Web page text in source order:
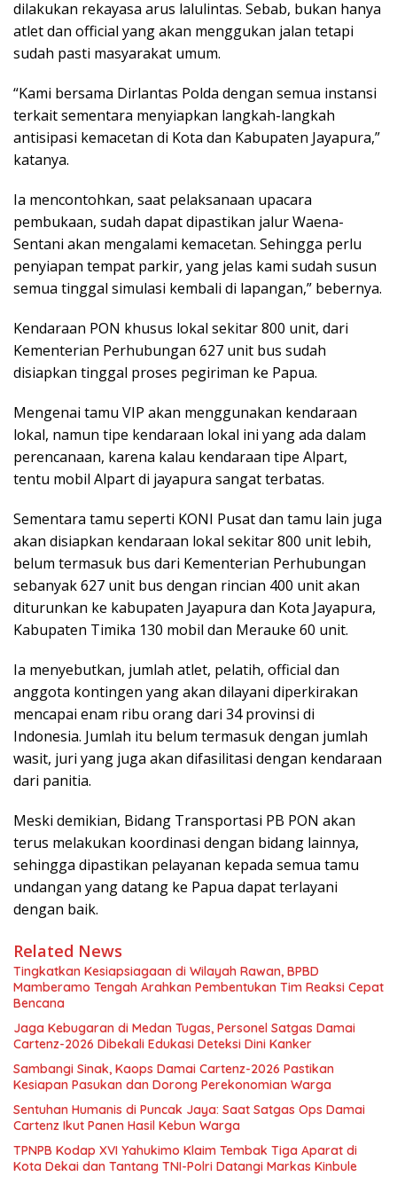
dilakukan rekayasa arus lalulintas. Sebab, bukan hanya
atlet dan official yang akan menggukan jalan tetapi
sudah pasti masyarakat umum.
“Kami bersama Dirlantas Polda dengan semua instansi
terkait sementara menyiapkan langkah-langkah
antisipasi kemacetan di Kota dan Kabupaten Jayapura,”
katanya.
Ia mencontohkan, saat pelaksanaan upacara
pembukaan, sudah dapat dipastikan jalur Waena-
Sentani akan mengalami kemacetan. Sehingga perlu
penyiapan tempat parkir, yang jelas kami sudah susun
semua tinggal simulasi kembali di lapangan,” bebernya.
Kendaraan PON khusus lokal sekitar 800 unit, dari
Kementerian Perhubungan 627 unit bus sudah
disiapkan tinggal proses pegiriman ke Papua.
Mengenai tamu VIP akan menggunakan kendaraan
lokal, namun tipe kendaraan lokal ini yang ada dalam
perencanaan, karena kalau kendaraan tipe Alpart,
tentu mobil Alpart di jayapura sangat terbatas.
Sementara tamu seperti KONI Pusat dan tamu lain juga
akan disiapkan kendaraan lokal sekitar 800 unit lebih,
belum termasuk bus dari Kementerian Perhubungan
sebanyak 627 unit bus dengan rincian 400 unit akan
diturunkan ke kabupaten Jayapura dan Kota Jayapura,
Kabupaten Timika 130 mobil dan Merauke 60 unit.
Ia menyebutkan, jumlah atlet, pelatih, official dan
anggota kontingen yang akan dilayani diperkirakan
mencapai enam ribu orang dari 34 provinsi di
Indonesia. Jumlah itu belum termasuk dengan jumlah
wasit, juri yang juga akan difasilitasi dengan kendaraan
dari panitia.
Meski demikian, Bidang Transportasi PB PON akan
terus melakukan koordinasi dengan bidang lainnya,
sehingga dipastikan pelayanan kepada semua tamu
undangan yang datang ke Papua dapat terlayani
dengan baik.
Related News
Tingkatkan Kesiapsiagaan di Wilayah Rawan, BPBD
Mamberamo Tengah Arahkan Pembentukan Tim Reaksi Cepat
Bencana
Jaga Kebugaran di Medan Tugas, Personel Satgas Damai
Cartenz-2026 Dibekali Edukasi Deteksi Dini Kanker
Sambangi Sinak, Kaops Damai Cartenz-2026 Pastikan
Kesiapan Pasukan dan Dorong Perekonomian Warga
Sentuhan Humanis di Puncak Jaya: Saat Satgas Ops Damai
Cartenz Ikut Panen Hasil Kebun Warga
TPNPB Kodap XVI Yahukimo Klaim Tembak Tiga Aparat di
Kota Dekai dan Tantang TNI-Polri Datangi Markas Kinbule